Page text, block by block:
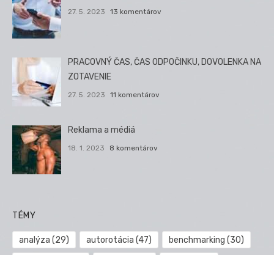
27. 5. 2023 13 komentárov
PRACOVNÝ ČAS, ČAS ODPOČINKU, DOVOLENKA NA
ZOTAVENIE
27. 5. 2023 11 komentárov
Reklama a médiá
18. 1. 2023 8 komentárov
TÉMY
analýza (29) autorotácia (47) benchmarking (30)